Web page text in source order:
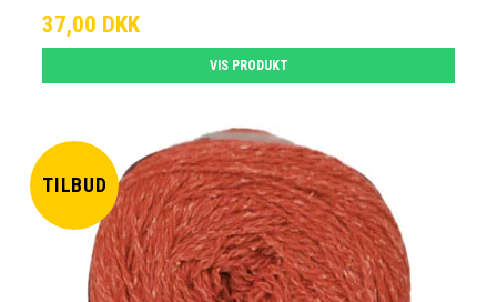
37,00 DKK
VIS PRODUKT
TILBUD